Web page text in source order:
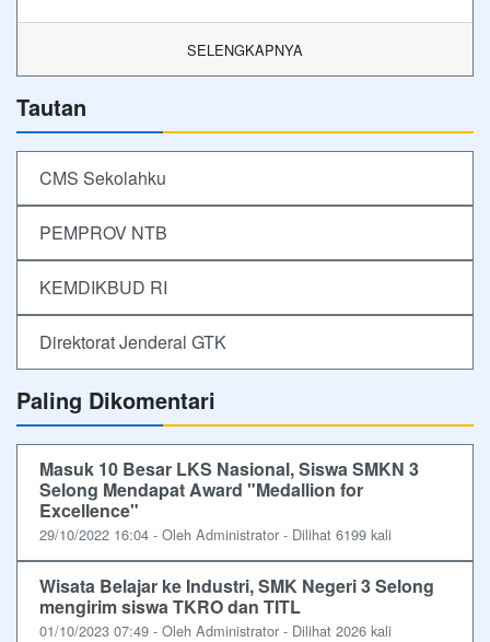
SELENGKAPNYA
Tautan
CMS Sekolahku
PEMPROV NTB
KEMDIKBUD RI
Direktorat Jenderal GTK
Paling Dikomentari
Masuk 10 Besar LKS Nasional, Siswa SMKN 3
Selong Mendapat Award "Medallion for
Excellence"
29/10/2022 16:04 - Oleh Administrator - Dilihat 6199 kali
Wisata Belajar ke Industri, SMK Negeri 3 Selong
mengirim siswa TKRO dan TITL
01/10/2023 07:49 - Oleh Administrator - Dilihat 2026 kali